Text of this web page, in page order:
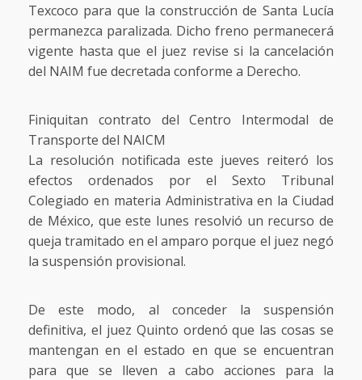
Texcoco para que la construcción de Santa Lucía
permanezca paralizada. Dicho freno permanecerá
vigente hasta que el juez revise si la cancelación
del NAIM fue decretada conforme a Derecho.
Finiquitan contrato del Centro Intermodal de
Transporte del NAICM
La resolución notificada este jueves reiteró los
efectos ordenados por el Sexto Tribunal
Colegiado en materia Administrativa en la Ciudad
de México, que este lunes resolvió un recurso de
queja tramitado en el amparo porque el juez negó
la suspensión provisional.
De este modo, al conceder la suspensión
definitiva, el juez Quinto ordenó que las cosas se
mantengan en el estado en que se encuentran
para que se lleven a cabo acciones para la